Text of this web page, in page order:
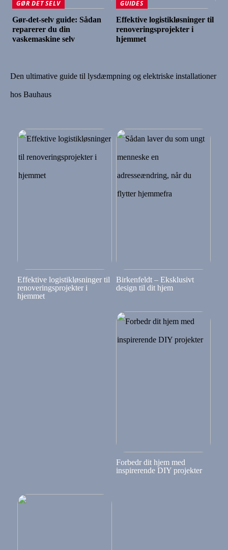
GØR DET SELV
Gør-det-selv guide: Sådan
reparerer du din
vaskemaskine selv
GUIDES
Effektive logistikløsninger til
renoveringsprojekter i
hjemmet
Den ultimative guide til lysdæmpning og elektriske installationer
hos Bauhaus
Effektive logistikløsninger til
renoveringsprojekter i
hjemmet
Birkenfeldt – Eksklusivt
design til dit hjem
Forbedr dit hjem med
inspirerende DIY projekter